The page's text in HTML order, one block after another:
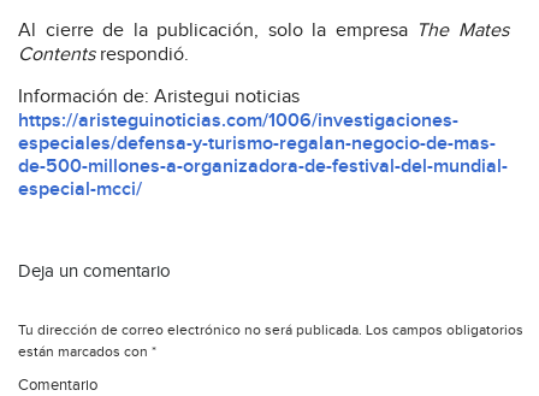
Al cierre de la publicación, solo la empresa The Mates
Contentsrespondió.
Información de: Aristegui noticias
https://aristeguinoticias.com/1006/investigaciones-
especiales/defensa-y-turismo-regalan-negocio-de-mas-
de-500-millones-a-organizadora-de-festival-del-mundial-
especial-mcci/
Deja un comentario
Tu dirección de correo electrónico no será publicada. Los campos obligatorios
están marcados con *
Comentario